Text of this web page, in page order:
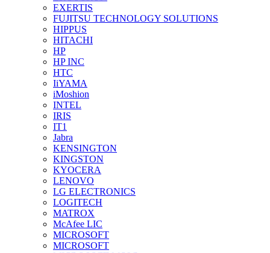
EXERTIS
FUJITSU TECHNOLOGY SOLUTIONS
HIPPUS
HITACHI
HP
HP INC
HTC
IiYAMA
iMoshion
INTEL
IRIS
IT1
Jabra
KENSINGTON
KINGSTON
KYOCERA
LENOVO
LG ELECTRONICS
LOGITECH
MATROX
McAfee LIC
MICROSOFT
MICROSOFT